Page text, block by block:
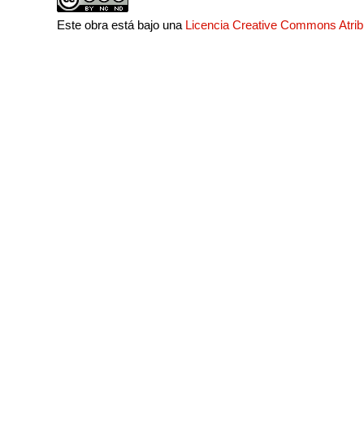
Este obra está bajo una Licencia Creative Commons